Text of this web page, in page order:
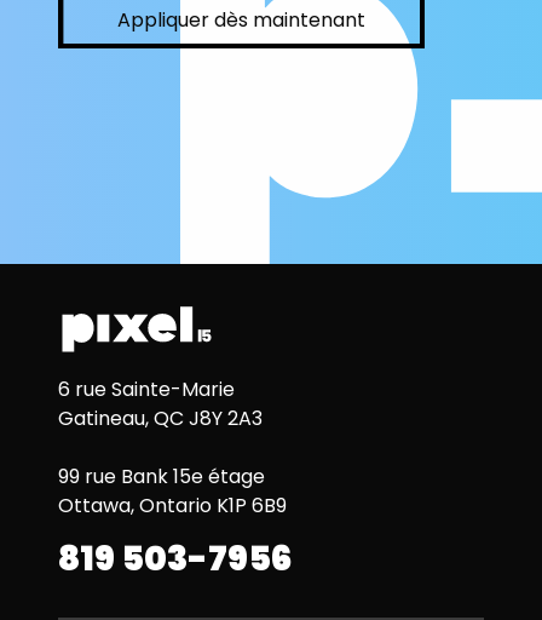
Appliquer dès maintenant
6 rue Sainte-Marie
Gatineau, QC J8Y 2A3
99 rue Bank 15e étage
Ottawa, Ontario K1P 6B9
819 503-7956